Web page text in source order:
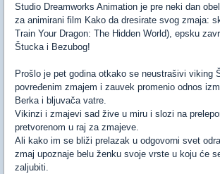
Studio Dreamworks Animation je pre neki dan
za animirani film Kako da dresirate svog zmaja:
Train Your Dragon: The Hidden World), epsku
Štucka i Bezubog!
Prošlo je pet godina otkako se neustrašivi viking
povređenim zmajem i zauvek promenio odnos
Berka i bljuvača vatre.
Vikinzi i zmajevi sad žive u miru i slozi na
pretvorenom u raj za zmajeve.
Ali kako im se bliži prelazak u odgovorni svet
zmaj upoznaje belu ženku svoje vrste u koju će
zaljubiti.